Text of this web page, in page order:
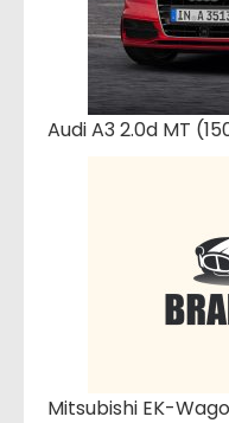
Audi A3 2.0d MT
Mitsubishi EK-